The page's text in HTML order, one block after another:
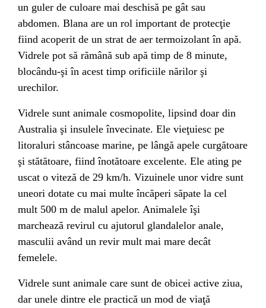
un guler de culoare mai deschisă pe gât sau
abdomen. Blana are un rol important de protecţie
fiind acoperit de un strat de aer termoizolant în apă.
Vidrele pot să rămână sub apă timp de 8 minute,
blocându-şi în acest timp orificiile nărilor şi
urechilor.
Vidrele sunt animale cosmopolite, lipsind doar din
Australia şi insulele învecinate. Ele vieţuiesc pe
litoraluri stâncoase marine, pe lângă apele curgătoare
şi stătătoare, fiind înotătoare excelente. Ele ating pe
uscat o viteză de 29 km/h. Vizuinele unor vidre sunt
uneori dotate cu mai multe încăperi săpate la cel
mult 500 m de malul apelor. Animalele îşi
marchează revirul cu ajutorul glandalelor anale,
masculii având un revir mult mai mare decât
femelele.
Vidrele sunt animale care sunt de obicei active ziua,
dar unele dintre ele practică un mod de viaţă